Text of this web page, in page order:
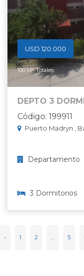
USD 120.000
100 M² Totales
DEPTO 3
Código: 199911
Puerto Madryn ,
Departamento
3 Dormitorios
‹ 1 2 ... 5